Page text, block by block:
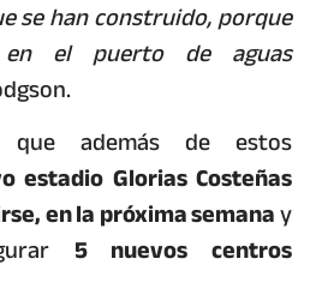
se han construido, porque
en el puerto de aguas
que además de estos
estadio Glorias Costeñas
en la próxima semanay
5 nuevos centros